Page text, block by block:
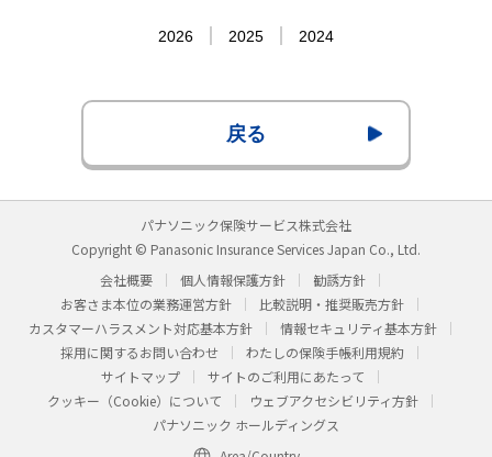
2026 2025 2024
戻る
パナソニック保険サービス株式会社
Copyright © Panasonic Insurance Services Japan Co., Ltd.
会社概要
個人情報保護方針
勧誘方針
お客さま本位の業務運営方針
比較説明・推奨販売方針
カスタマーハラスメント対応基本方針
情報セキュリティ基本方針
採用に関するお問い合わせ
わたしの保険手帳利用規約
サイトマップ
サイトのご利用にあたって
クッキー（Cookie）について
ウェブアクセシビリティ方針
パナソニック ホールディングス